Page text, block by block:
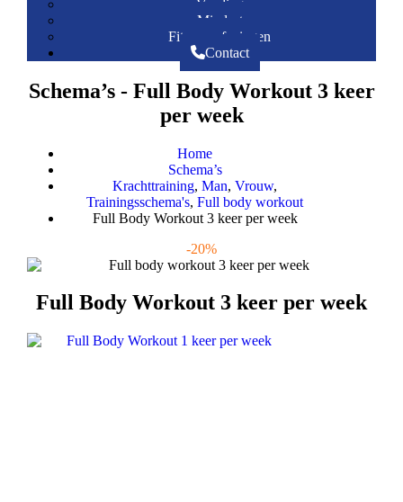
Voeding
Mindset
Fitnessoefeningen
Contact
Schema’s - Full Body Workout 3 keer
per week
Home
Schema’s
Krachttraining, Man, Vrouw,
Trainingsschema's, Full body workout
Full Body Workout 3 keer per week
-20%
Full Body Workout 3 keer per week